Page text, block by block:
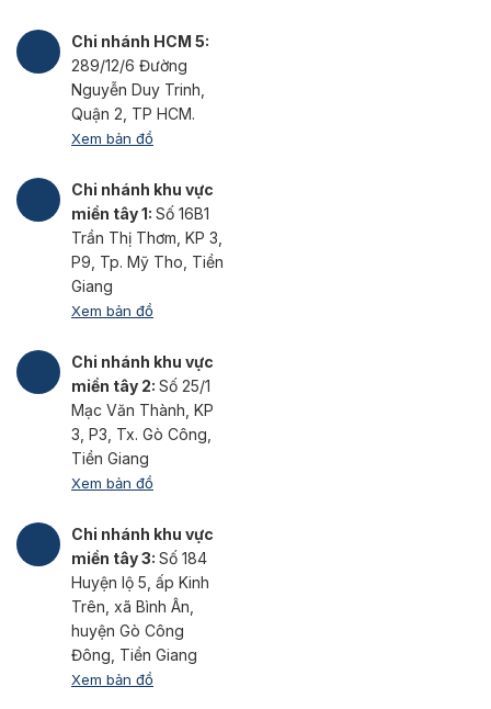
Chi nhánh HCM 5:
289/12/6 Đường
Nguyễn Duy Trinh,
Quận 2, TP HCM.
Xem bản đồ
Chi nhánh khu vực
miền tây 1: Số 16B1
Trần Thị Thơm, KP 3,
P9, Tp. Mỹ Tho, Tiền
Giang
Xem bản đồ
Chi nhánh khu vực
miền tây 2: Số 25/1
Mạc Văn Thành, KP
3, P3, Tx. Gò Công,
Tiền Giang
Xem bản đồ
Chi nhánh khu vực
miền tây 3: Số 184
Huyện lộ 5, ấp Kinh
Trên, xã Bình Ân,
huyện Gò Công
Đông, Tiền Giang
Xem bản đồ